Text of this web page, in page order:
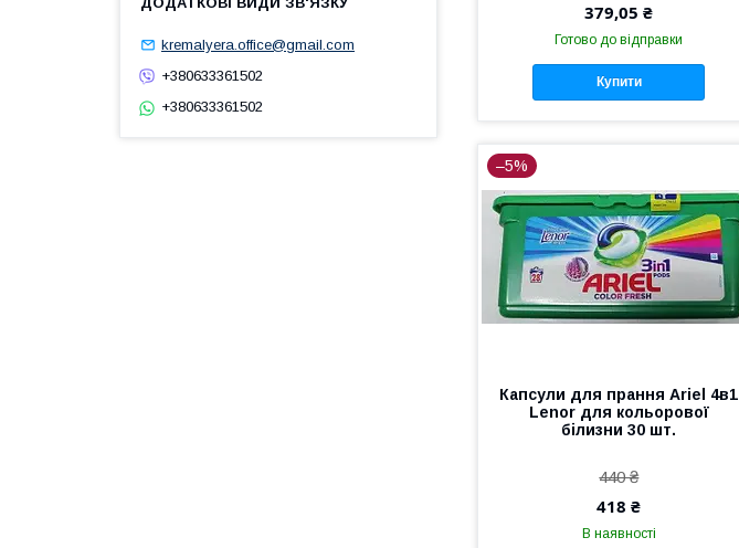
379,05 ₴
Готово до відправки
Купити
–5%
Капсули для прання Ariel 4в1
Lenor для кольорової
білизни 30 шт.
440 ₴
418 ₴
В наявності
kremalyera.office@gmail.com
+380633361502
+380633361502